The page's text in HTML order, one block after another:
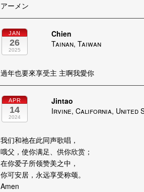
アーメン
JAN
26
2025
Chien
Tainan, Taiwan
過年也要來享受主 主啊我愛你
APR
14
2024
Jintao
Irvine, California, United
我们和祂在此同声歌唱，
哦父，使你满足、供你欣赏；
在你爱子所领赞美之中，
你可安居，永远享受称颂。
Amen